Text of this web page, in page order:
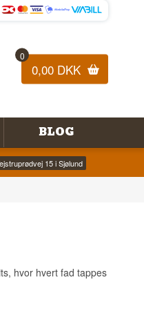
0
0,00 DKK
BLOG
15 i Sjølund
hvor hvert fad tappes